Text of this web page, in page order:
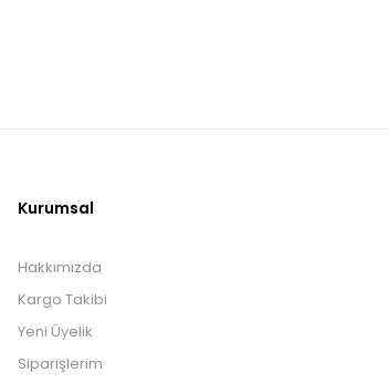
Kurumsal
Hakkımızda
Kargo Takibi
Yeni Üyelik
Siparişlerim